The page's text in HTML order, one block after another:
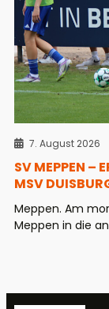
7. August 2026
SV MEPPEN –
MSV
Meppen. Am
Meppen in die